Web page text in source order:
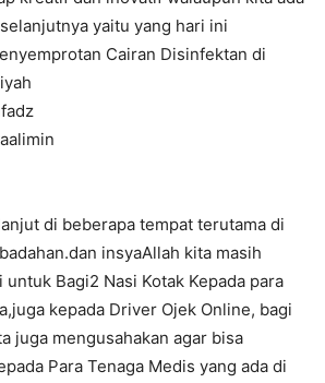
yaitu yang hari ini
Cairan Disinfektan di
di beberapa tempat terutama di
insyaAllah kita masih
Bagi2 Nasi Kotak Kepada para
kepada Driver Ojek Online, bagi
juga mengusahakan agar bisa
Para Tenaga Medis yang ada di